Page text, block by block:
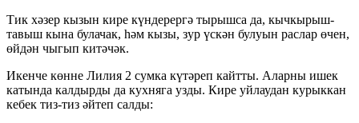
Тик хәзер кызын кире күндерергә тырышса да, кычкырыш-
тавыш кына булачак, һәм кызы, зур үскән булуын раслар өчен,
өйдән чыгып китәчәк.
Икенче көнне Лилия 2 сумка күтәреп кайтты. Аларны ишек
катында калдырды да кухняга узды. Кире уйлаудан курыккан
кебек тиз-тиз әйтеп салды: